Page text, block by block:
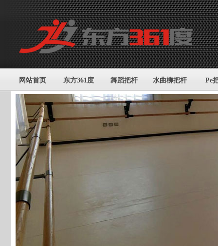
网站首页 东方361度 舞蹈把杆 水曲柳把杆 Pe